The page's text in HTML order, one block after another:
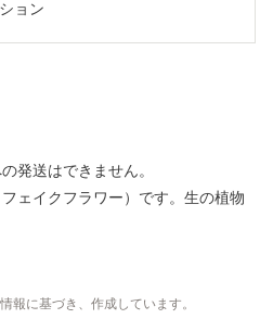
ョン
発送はできません。
ェイクフラワー）です。生の植物
報に基づき、作成しています。